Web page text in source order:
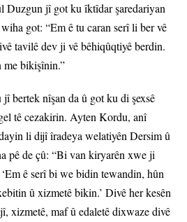
Duzgun jî got ku îktîdar şaredariyan
got: “Em ê tu caran serî li ber vê
tavilê dev ji vê bêhiqûqtiyê berdin.
me bikişînin.”
bertek nîşan da û got ku di şexsê
tê cezakirin. Ayten Kordu, anî
li dijî îradeya welatiyên Dersim û
pê de çû: “Bi van kiryarên xwe ji
ê serî bi we bidin tewandin, hûn
û xizmetê bikin.’ Divê her kesên
xizmetê, maf û edaletê dixwaze divê